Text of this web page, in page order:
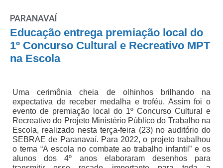
PARANAVAÍ
Educação entrega premiação local do
1º Concurso Cultural e Recreativo MPT
na Escola
Uma cerimônia cheia de olhinhos brilhando na
expectativa de receber medalha e troféu. Assim foi o
evento de premiação local do 1º Concurso Cultural e
Recreativo do Projeto Ministério Público do Trabalho na
Escola, realizado nesta terça-feira (23) no auditório do
SEBRAE de Paranavaí. Para 2022, o projeto trabalhou
o tema “A escola no combate ao trabalho infantil” e os
alunos dos 4º anos elaboraram desenhos para